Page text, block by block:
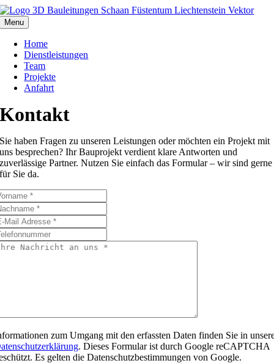
Skip
to
content
Menu
Home
Dienstleistungen
Team
Projekte
Anfahrt
Kontakt
Sie haben Fragen zu unseren Leistungen oder möchten ein Projekt mit
uns besprechen? Ihr Bauprojekt verdient klare Antworten und
zuverlässige Partner. Nutzen Sie einfach das Formular – wir sind gerne
für Sie da.
zum Umgang mit den erfassten Daten finden Sie in
. Dieses Formular ist durch Google reCAPTCHA
Es gelten die Datenschutzbestimmungen von Google.